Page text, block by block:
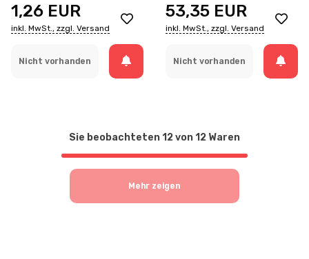
1,26 EUR
inkl. MwSt., zzgl. Versand
Nicht vorhanden
53,35 EUR
inkl. MwSt., zzgl. Versand
Nicht vorhanden
Sie beobachteten12von12 Waren
Mehr zeigen